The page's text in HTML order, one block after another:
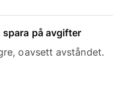
på avgifter
oavsett avståndet.